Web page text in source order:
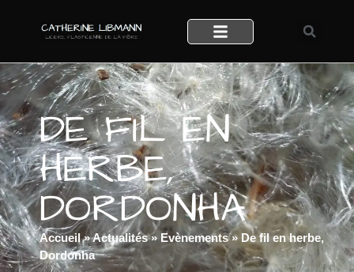
DE FIL EN
HERBE,
DORDONHA
Accueil»Actualités» Evènements» De fil en herbe,
Dordonha